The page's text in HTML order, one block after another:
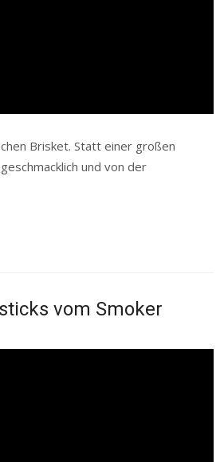
Brisket. Statt einer großen
und von der
vom Smoker